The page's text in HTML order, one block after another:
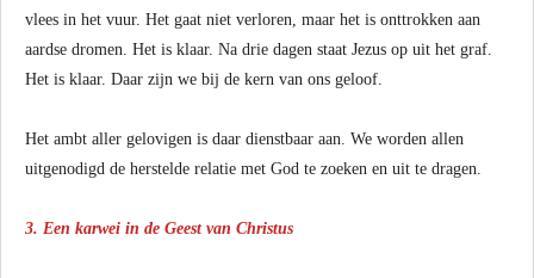
vlees in het vuur. Het gaat niet verloren, maar het is onttrokken aan
aardse dromen. Het is klaar. Na drie dagen staat Jezus op uit het graf.
Het is klaar. Daar zijn we bij de kern van ons geloof.
Het ambt aller gelovigen is daar dienstbaar aan. We worden allen
uitgenodigd de herstelde relatie met God te zoeken en uit te dragen.
3. Een karwei in de Geest van Christus